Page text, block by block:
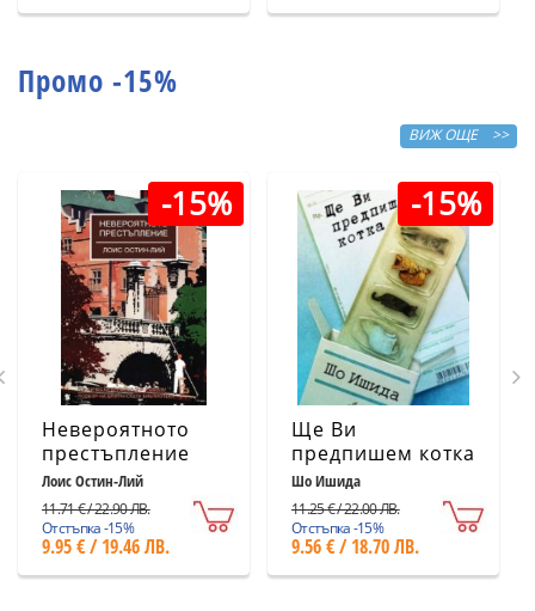
Промо -15%
ВИЖ ОЩЕ >>
-15%
Невероятното
престъпление
Лоис Остин-Лий
11.71 € / 22.90 ЛВ.
Отстъпка -15%
9.95 € / 19.46 ЛВ.
-15%
Ще Ви
предпишем котка
Шо Ишида
11.25 € / 22.00 ЛВ.
Отстъпка -15%
9.56 € / 18.70 ЛВ.